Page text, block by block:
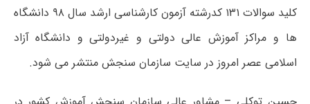
کلید سوالات ۱۳۱ کدرشته آزمون کارشناسی ارشد سال ۹۸ دانشگاه
ها و مراکز آموزش عالی دولتی و غیردولتی و دانشگاه آزاد
اسلامی عصر امروز در سایت سازمان سنجش منتشر می شود.